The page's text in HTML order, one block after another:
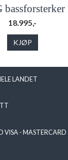
bassforsterker
18.995,-
KJØP
LANDET
VISA - MASTERCARD